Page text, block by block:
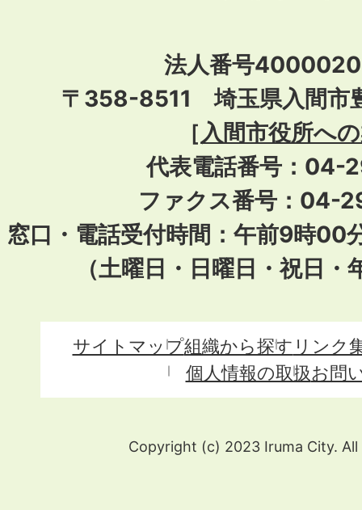
法人番号
〒358-8511 埼玉県入間市
［ 入間市役所へ
代表電話番号：04-
ファクス番号：04-
窓口・電話受付時間：午前9時00
（土曜日・日曜日・祝日
サイトマップ組織から探す リンク
個人情報の取扱お問
Copyright (c) 2023 Iruma City. All